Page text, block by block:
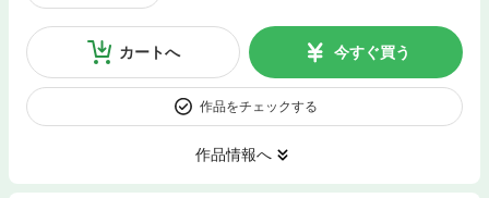
カートへ 今すぐ買う
作品をチェックする
作品情報へ